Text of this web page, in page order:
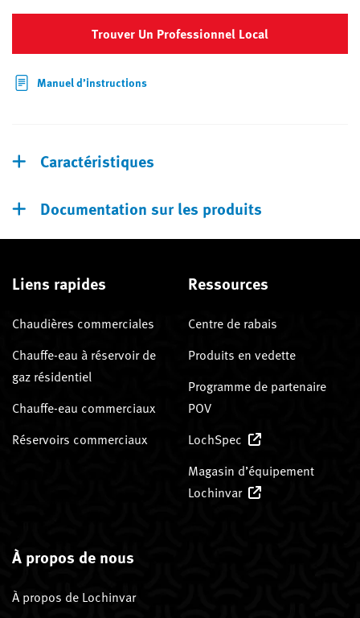
Trouver Un Professionnel Local
Manuel d’instructions
Caractéristiques
Documentation sur les produits
Liens rapides
Chaudières commerciales
Chauffe-eau à réservoir de
gaz résidentiel
Chauffe-eau commerciaux
Réservoirs commerciaux
Ressources
Centre de rabais
Produits en vedette
Programme de partenaire
POV
LochSpec
Magasin d’équipement
Lochinvar
À propos de nous
À propos de Lochinvar